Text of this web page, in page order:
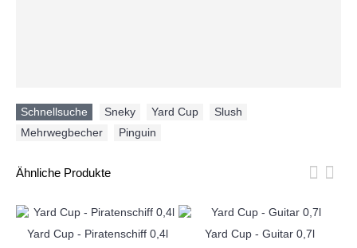
Schnellsuche Sneky Yard Cup Slush
Mehrwegbecher
Pinguin
Ähnliche Produkte
Yard Cup - Piratenschiff 0,4l Yard Cup - Guitar 0,7l